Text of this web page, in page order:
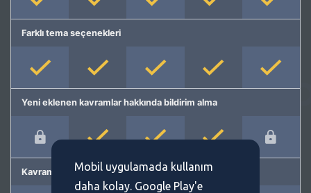
Farklı tema seçenekleri
Yeni eklenen kavramlar hakkında bildirim alma
Kavram önermeMobil uygulamada kullanım
daha kolay. Google Play'e